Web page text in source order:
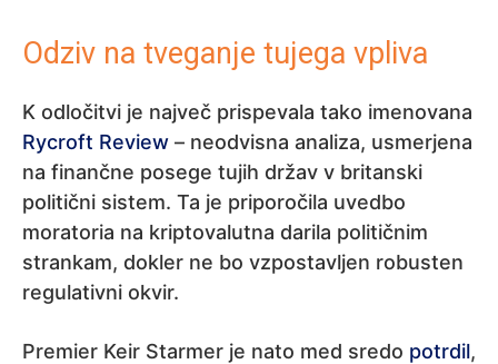
Odziv na tveganje tujega vpliva
K odločitvi je največ prispevala tako imenovana
Rycroft Review – neodvisna analiza, usmerjena
na finančne posege tujih držav v britanski
politični sistem. Ta je priporočila uvedbo
moratoria na kriptovalutna darila političnim
strankam, dokler ne bo vzpostavljen robusten
regulativni okvir.
Premier Keir Starmer je nato med sredo potrdil,